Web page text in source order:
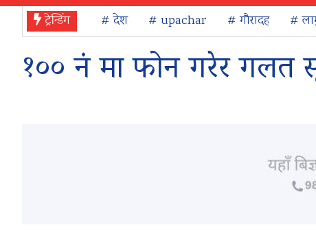
ट्रेन्डिंग
# देश # upachar # गौरादह #
१०० नं मा फोन गरेर गलत